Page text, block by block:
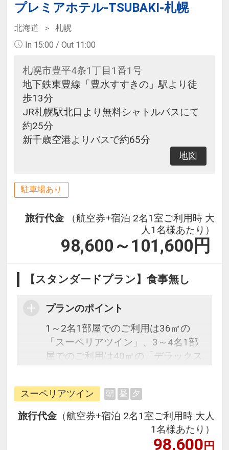
プレミアホテル-TSUBAKI-札幌
北海道
札幌
In 15:00 / Out 11:00
札幌市豊平4条1丁目1番1号
地下鉄東豊線「豊水すすきの」駅より徒
歩13分
JR札幌駅北口より無料シャトルバスにて
約25分
新千歳空港よりバスで約65分
地図
駐車場あり
旅行代金
（航空券+宿泊 2名1室ご利用時 大
人1名様あたり）
98,600～101,600 円
【スタンダードプラン】食事無し
プランのポイント
1～2名1部屋でのご利用は36㎡の
「スーペリアツイン」、3～4名1部
屋でのご利用は40㎡の「デラックス
往復の航空券と宿泊がセットになっ
たスタンダードな＜食事無し＞プラ
ンです。フライトと宿泊を自由に組
み合わせできるダイナミックパッケ
スーペリアツイン 朝 昼 夕
旅行代金 （航空券+宿泊 2名1室ご利用時 大人
1名様あたり）
98,600円